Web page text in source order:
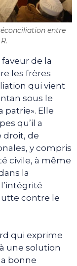
entre
de la
les frères
qui vient
sous le
patrie». Elle
qu’il a
droit, de
y compris
civile, à même
la
contre le
qui exprime
une solution
bonne